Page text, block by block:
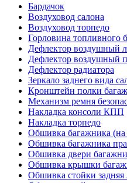
Бардачок
Воздуховод салона
Воздуховод торпедо
Горловина топливного
Дефлектор воздушный
Дефлектор воздушный
Дефлектор радиатора
Зеркало заднего вида
Кронштейн полки
Механизм ремня
Накладка консоли КПП
Накладка торпедо
Обшивка багажника
Обшивка багажника
Обшивка двери
Обшивка крышки
Обшивка стойки задняя